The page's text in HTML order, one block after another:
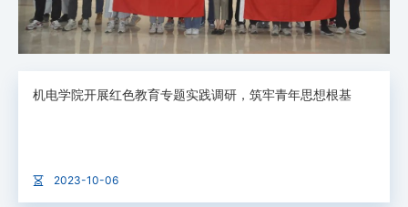
机电学院开展红色教育专题实践调研，筑牢青年思想根基
2023-10-06